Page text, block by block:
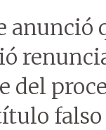
anunció
del
falso